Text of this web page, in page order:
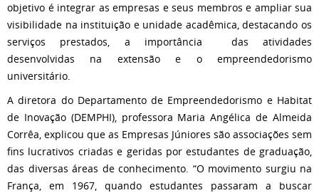
objetivo é integrar as empresas e seus membros e ampliar sua
visibilidade na instituição e unidade acadêmica, destacando os
serviços prestados, a importância das atividades
desenvolvidas na extensão e o empreendedorismo
universitário.
A diretora do Departamento de Empreendedorismo e Habitat
de Inovação (DEMPHI), professora Maria Angélica de Almeida
Corrêa, explicou que as Empresas Júniores são associações sem
fins lucrativos criadas e geridas por estudantes de graduação,
das diversas áreas de conhecimento. “O movimento surgiu na
França, em 1967, quando estudantes passaram a buscar